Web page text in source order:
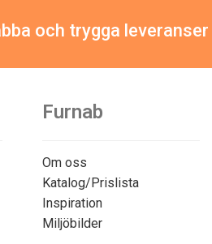
och trygga leveranser
Furnab
Om oss
Katalog/Prislista
Inspiration
Miljöbilder